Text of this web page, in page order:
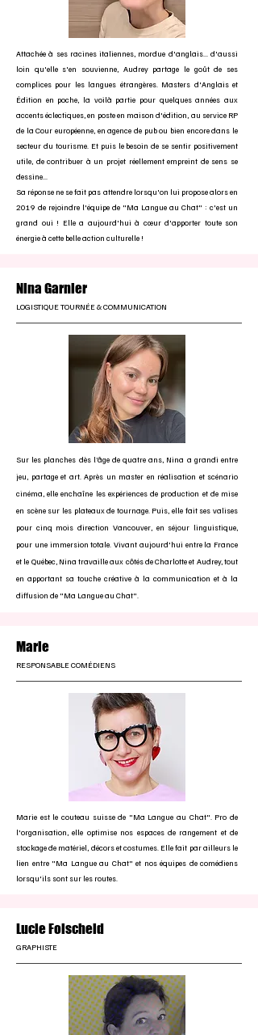
Attachée à ses racines italiennes, mordue d'anglais... d'aussi
loin qu'elle s'en souvienne, Audrey partage le goût de ses
complices pour les langues étrangères. Masters d'Anglais et
Édition en poche, la voilà partie pour quelques années aux
accents éclectiques, en poste en maison d'édition, au service RP
de la Cour européenne, en agence de pub ou bien encore dans le
secteur du tourisme. Et puis le besoin de se sentir positivement
utile, de contribuer à un projet réellement empreint de sens se
dessine...
Sa réponse ne se fait pas attendre lorsqu'on lui propose alors en
2019 de rejoindre l'équipe de "Ma Langue au Chat" : c'est un
grand oui ! Elle a aujourd'hui à cœur d'apporter toute son
énergie à cette belle action culturelle !
Nina Garnier
LOGISTIQUE TOURNÉE & COMMUNICATION
Sur les planches dès l’âge de quatre ans, Nina a grandi entre
jeu, partage et art. Après un master en réalisation et scénario
cinéma, elle enchaîne les expériences de production et de mise
en scène sur les plateaux de tournage. Puis, elle fait ses valises
pour cinq mois direction Vancouver, en séjour linguistique,
pour une immersion totale. Vivant aujourd'hui entre la France
et le Québec, Nina travaille aux côtés de Charlotte et Audrey, tout
en apportant sa touche créative à la communication et à la
diffusion de "Ma Langue au Chat".
Marie
RESPONSABLE COMÉDIENS
Marie est le couteau suisse de "Ma Langue au Chat". Pro de
l'organisation, elle optimise nos espaces de rangement et de
stockage de matériel, décors et costumes. Elle fait par ailleurs le
lien entre "Ma Langue au Chat" et nos équipes de comédiens
lorsqu'ils sont sur les routes.
Lucie Folscheid
GRAPHISTE